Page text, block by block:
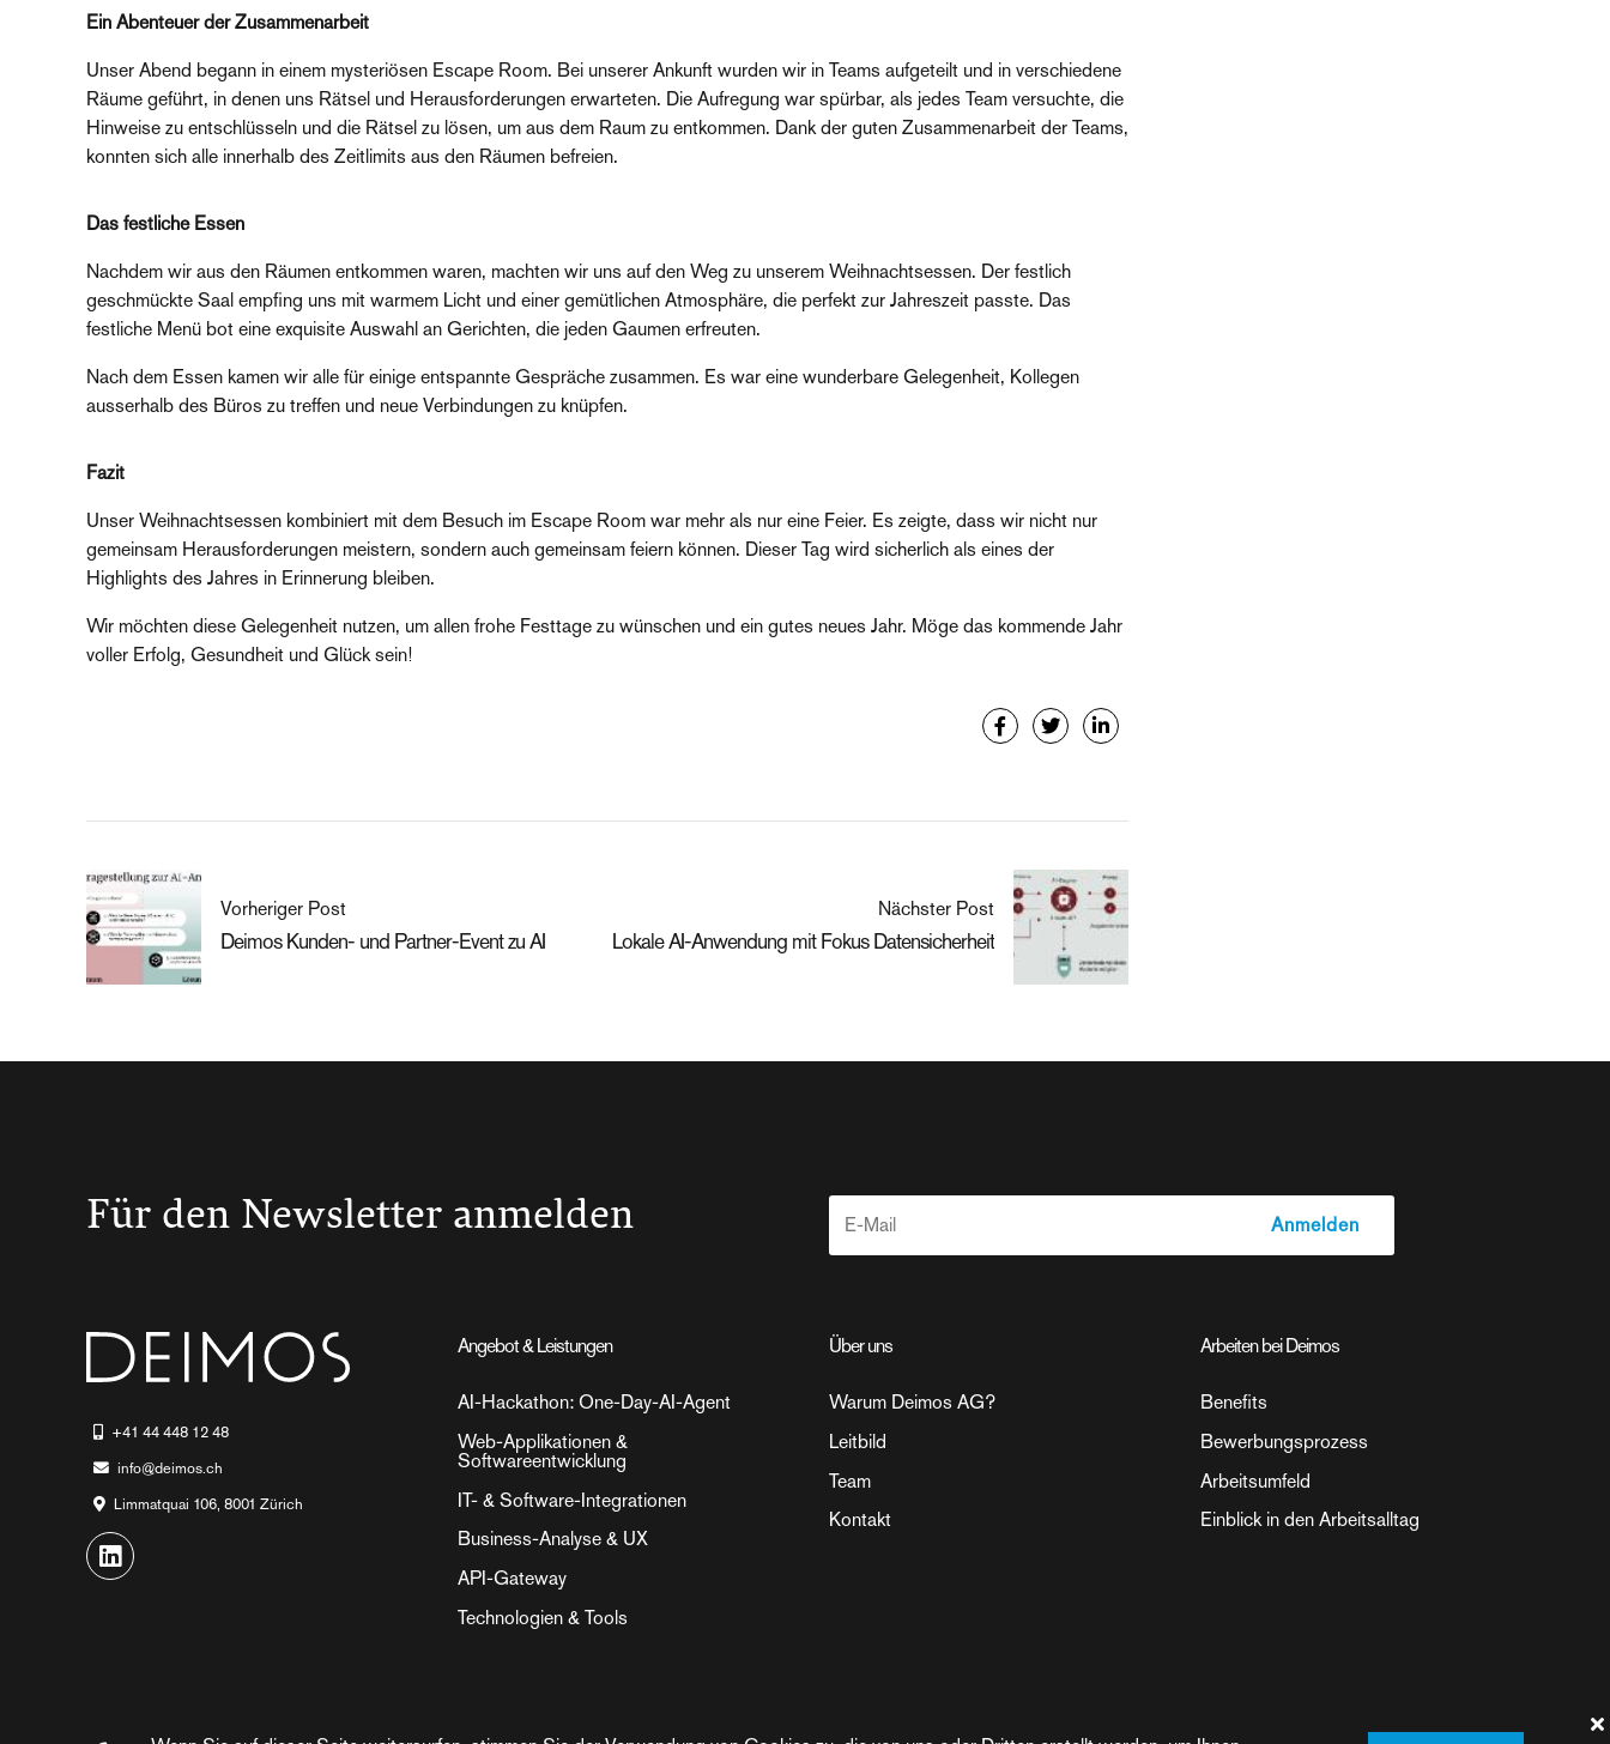
Ein Abenteuer der Zusammenarbeit
Unser Abend begann in einem mysteriösen Escape Room. Bei unserer Ankunft wurden wir in Teams aufgeteilt und in verschiedene
Räume geführt, in denen uns Rätsel und Herausforderungen erwarteten. Die Aufregung war spürbar, als jedes Team versuchte, die
Hinweise zu entschlüsseln und die Rätsel zu lösen, um aus dem Raum zu entkommen. Dank der guten Zusammenarbeit der Teams,
konnten sich alle innerhalb des Zeitlimits aus den Räumen befreien.
Das festliche Essen
Nachdem wir aus den Räumen entkommen waren, machten wir uns auf den Weg zu unserem Weihnachtsessen. Der festlich
geschmückte Saal empfing uns mit warmem Licht und einer gemütlichen Atmosphäre, die perfekt zur Jahreszeit passte. Das
festliche Menü bot eine exquisite Auswahl an Gerichten, die jeden Gaumen erfreuten.
Nach dem Essen kamen wir alle für einige entspannte Gespräche zusammen. Es war eine wunderbare Gelegenheit, Kollegen
ausserhalb des Büros zu treffen und neue Verbindungen zu knüpfen.
Fazit
Unser Weihnachtsessen kombiniert mit dem Besuch im Escape Room war mehr als nur eine Feier. Es zeigte, dass wir nicht nur
gemeinsam Herausforderungen meistern, sondern auch gemeinsam feiern können. Dieser Tag wird sicherlich als eines der
Highlights des Jahres in Erinnerung bleiben.
Wir möchten diese Gelegenheit nutzen, um allen frohe Festtage zu wünschen und ein gutes neues Jahr. Möge das kommende Jahr
voller Erfolg, Gesundheit und Glück sein!
Vorheriger Post
Deimos Kunden- und Partner-Event zu AI
Nächster Post
Lokale AI-Anwendung mit Fokus Datensicherheit
Für den Newsletter anmelden
+41 44 448 12 48
info@deimos.ch
Limmatquai 106, 8001 Zürich
Angebot & Leistungen
AI-Hackathon: One-Day-AI-Agent
Web-Applikationen &
Softwareentwicklung
IT- & Software-Integrationen
Business-Analyse & UX
API-Gateway
Technologien & Tools
Über uns
Warum Deimos AG?
Leitbild
Team
Kontakt
Arbeiten bei Deimos
Benefits
Bewerbungsprozess
Arbeitsumfeld
Einblick in den Arbeitsalltag